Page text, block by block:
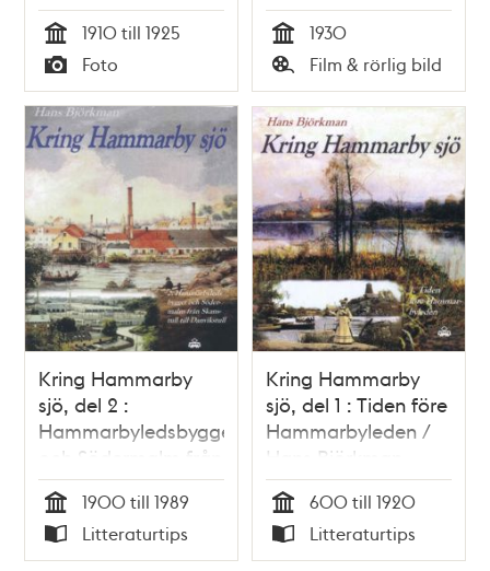
Tid
1910 till 1925
Typ
Foto
(1930)
Tid
1930
Typ
Film & rörlig bild
Kring Hammarby
sjö, del 2 :
Hammarbyledsbygget
och Södermalm från
Skanstull till
Danvikstull / Hans
Björkman
Tid
1900 till 1989
Typ
Litteraturtips
Kring Hammarby
sjö, del 1 : Tiden före
Hammarbyleden /
Hans Björkman
Tid
600 till 1920
Typ
Litteraturtips